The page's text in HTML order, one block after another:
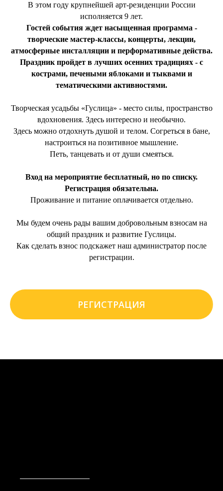
В этом году крупнейшей арт-резиденции России
исполняется 9 лет.
Гостей события ждет насыщенная программа -
творческие мастер-классы, концерты, лекции,
атмосферные инсталляции и перформативные действа.
Праздник пройдет в лучших осенних традициях - с
кострами, печеными яблоками и тыквами и
тематическими активностями.
Творческая усадьбы «Гуслица» - место силы, пространство
вдохновения. Здесь интересно и необычно.
Здесь можно отдохнуть душой и телом. Согреться в бане,
настроиться на позитивное мышление.
Петь, танцевать и от души смеяться.
Вход на мероприятие бесплатный, но по списку.
Регистрация обязательна.
Проживание и питание оплачивается отдельно.
Мы будем очень рады вашим добровольным взносам на
общий праздник и развитие Гуслицы.
Как сделать взнос подскажет наш администратор после
регистрации.
РЕГИСТРАЦИЯ